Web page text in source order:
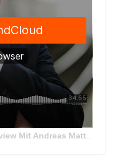
Andreas Matthä, CEO der ÖBB Holding